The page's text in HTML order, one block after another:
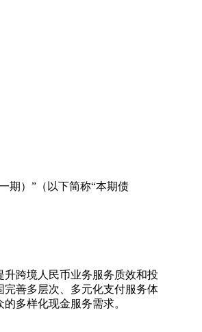
期）”（以下简称“本期债
跨境人民币业务服务质效和投
善多层次、多元化支付服务体
多样化现金服务需求。